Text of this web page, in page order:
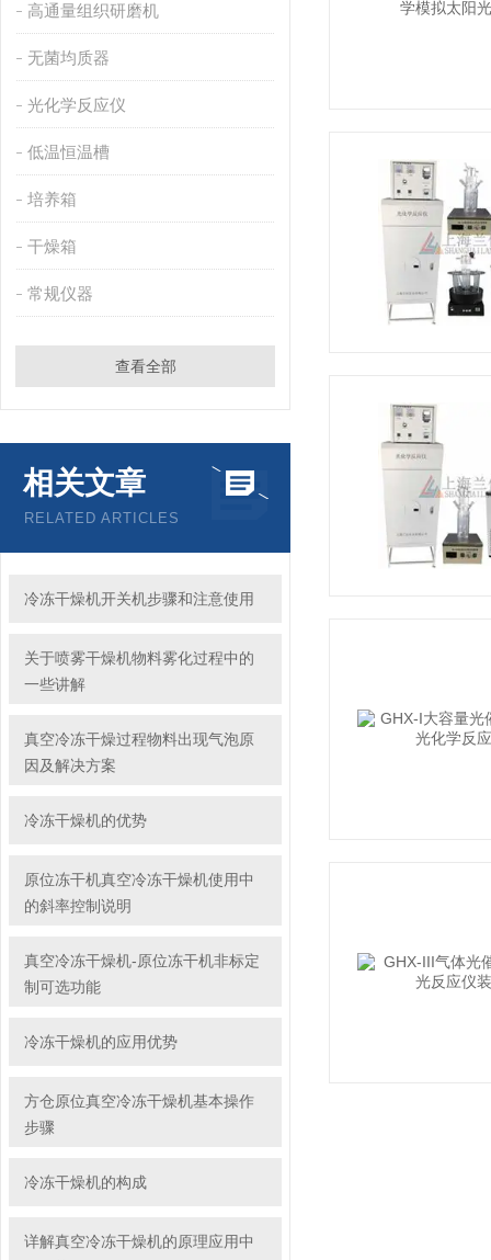
高通量组织研磨机
无菌均质器
光化学反应仪
低温恒温槽
培养箱
干燥箱
常规仪器
查看全部
相关文章
RELATED ARTICLES
冷冻干燥机开关机步骤和注意使用
关于喷雾干燥机物料雾化过程中的
一些讲解
真空冷冻干燥过程物料出现气泡原
因及解决方案
冷冻干燥机的优势
原位冻干机真空冷冻干燥机使用中
的斜率控制说明
真空冷冻干燥机-原位冻干机非标定
制可选功能
冷冻干燥机的应用优势
方仓原位真空冷冻干燥机基本操作
步骤
冷冻干燥机的构成
详解真空冷冻干燥机的原理应用中